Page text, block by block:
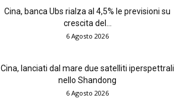
Cina, banca Ubs rialza al 4,5% le previsioni su
crescita del...
6 Agosto 2026
Cina, lanciati dal mare due satelliti iperspettrali
nello Shandong
6 Agosto 2026